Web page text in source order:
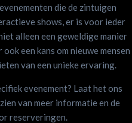
die de zintuigen
shows, er is voor ieder
alleen een geweldige manier
een kans om nieuwe mensen
van een unieke ervaring.
evenement? Laat het ons
van meer informatie en de
reserveringen.